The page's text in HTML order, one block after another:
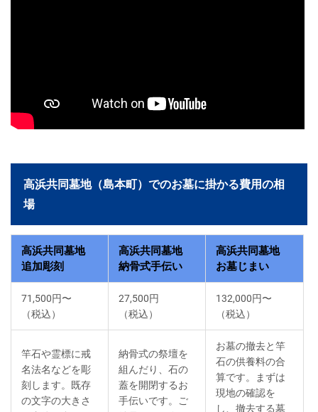
高浜共同墓地（島本町）でのお墓に掛かる費用の相
場
高浜共同墓地
追加彫刻
高浜共同墓地
納骨式手伝い
高浜共同墓地
お墓じまい
71,500円〜
（税込）
27,500円
（税込）
132,000円〜
（税込）
竿石や霊標に戒
名法名などを彫
刻します。既存
の文字の大きさ
納骨式の祭壇を
組んだり、石の
蓋を開閉するお
手伝いです。ご
お墓の撤去と竿
石の供養料の合
算です。まずは
現地の確認を
し、撤去する墓